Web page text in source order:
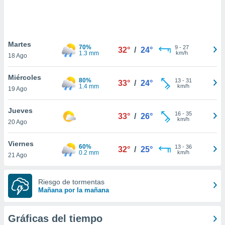
únicos
similares
como
IP
de
traten tus
en
a lo que
Para
Martes
18 Ago
70%
1.3 mm
32° / 24° 9- 27
km/h
Miércoles
19 Ago
80%
1.4 mm
33° / 24° 13- 31
km/h
Jueves
20 Ago
33° / 26° 16- 35
km/h
Viernes
21 Ago
60%
0.2 mm
32° / 25° 13- 36
km/h
Riesgo de tormentas
Mañana por la mañana
Gráficas del tiempo